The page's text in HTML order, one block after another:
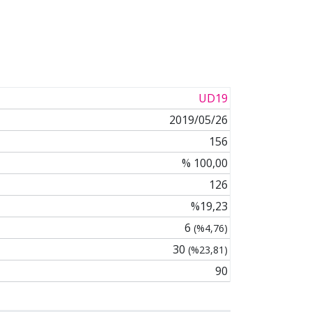
UD19
2019/05/26
156
% 100,00
126
%19,23
6 (%4,76)
30 (%23,81)
90